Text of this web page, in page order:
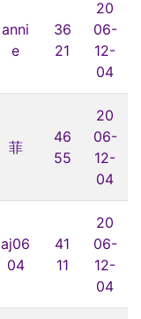
anni
e
36
21
20
06-
12-
04
菲
46
55
20
06-
12-
04
aj06
04
41
11
20
06-
12-
04